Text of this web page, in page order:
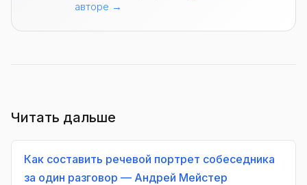
авторе →
Читать дальше
Как составить речевой портрет собеседника
за один разговор — Андрей Мейстер